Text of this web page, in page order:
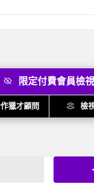
限定付費會員檢視
獵才顧問 檢